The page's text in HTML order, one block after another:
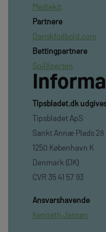
Mediekit
Partnere
Danskfodbold.com
Bettingpartnere
SpilXperten
TIpsbladet.dk
Tipsbladet ApS
Sankt Annæ Plads 28
1250 København K
Denmark (DK)
CVR 35 41 57 93
Ansvarshavende
Kenneth Jensen